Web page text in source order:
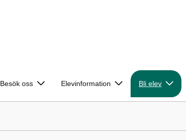
Besök oss Elevinformation Bli elev